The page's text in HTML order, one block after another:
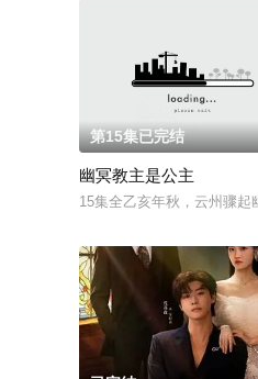
第15集已完结
幽冥教主是公主
15集全乙亥年秋，云州骤起